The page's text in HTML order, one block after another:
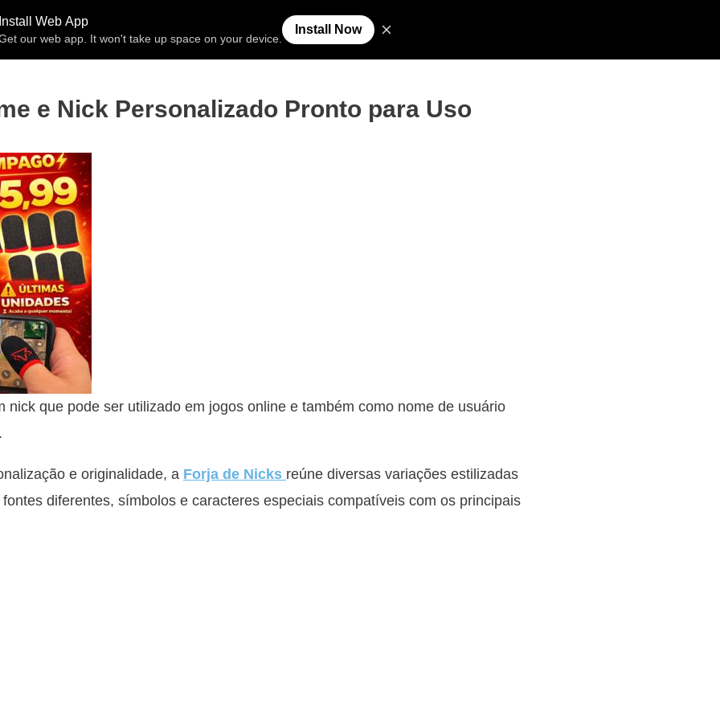
Free Fire Espaço Invisível Símbolos para Nick
e Nick Personalizado Pronto para Uso
nick que pode ser utilizado em jogos online e também como nome de usuário
e originalidade, a Forja de Nicks reúne diversas variações estilizadas
diferentes, símbolos e caracteres especiais compatíveis com os principais